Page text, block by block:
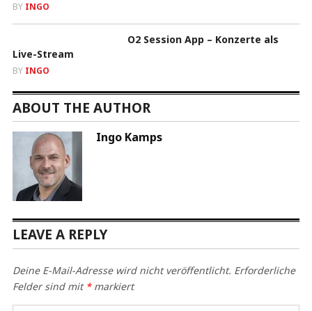
BY INGO
O2 Session App – Konzerte als
Live-Stream
BY INGO
ABOUT THE AUTHOR
Ingo Kamps
LEAVE A REPLY
Deine E-Mail-Adresse wird nicht veröffentlicht. Erforderliche
Felder sind mit *markiert